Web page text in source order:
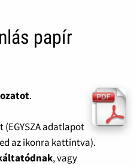
papír
.
adatlapot
az ikonra kattintva).
, vagy